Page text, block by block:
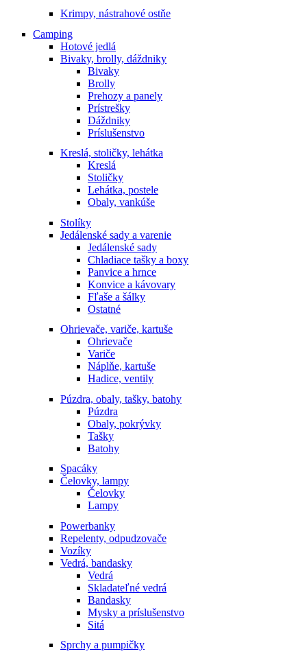
Krimpy, nástrahové ostňe
Camping
Hotové jedlá
Bivaky, brolly, dáždniky
Bivaky
Brolly
Prehozy a panely
Prístrešky
Dáždniky
Príslušenstvo
Kreslá, stoličky, lehátka
Kreslá
Stoličky
Lehátka, postele
Obaly, vankúše
Stolíky
Jedálenské sady a varenie
Jedálenské sady
Chladiace tašky a boxy
Panvice a hrnce
Konvice a kávovary
Fľaše a šálky
Ostatné
Ohrievače, variče, kartuše
Ohrievače
Variče
Náplňe, kartuše
Hadice, ventily
Púzdra, obaly, tašky, batohy
Púzdra
Obaly, pokrývky
Tašky
Batohy
Spacáky
Čelovky, lampy
Čelovky
Lampy
Powerbanky
Repelenty, odpudzovače
Vozíky
Vedrá, bandasky
Vedrá
Skladateľné vedrá
Bandasky
Mysky a príslušenstvo
Sitá
Sprchy a pumpičky